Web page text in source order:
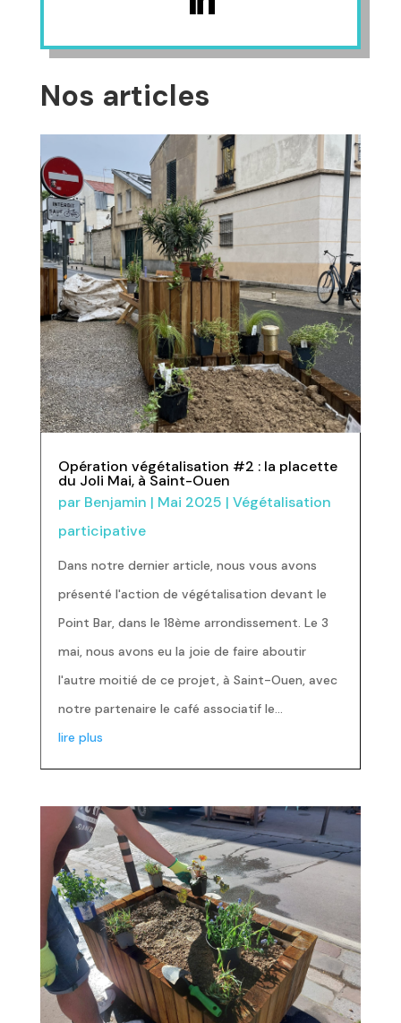
Nos articles
Opération végétalisation #2 : la placette
du Joli Mai, à Saint-Ouen
par Benjamin | Mai 2025 | Végétalisation
participative
Dans notre dernier article, nous vous avons
présenté l'action de végétalisation devant le
Point Bar, dans le 18ème arrondissement. Le 3
mai, nous avons eu la joie de faire aboutir
l'autre moitié de ce projet, à Saint-Ouen, avec
notre partenaire le café associatif le...
lire plus